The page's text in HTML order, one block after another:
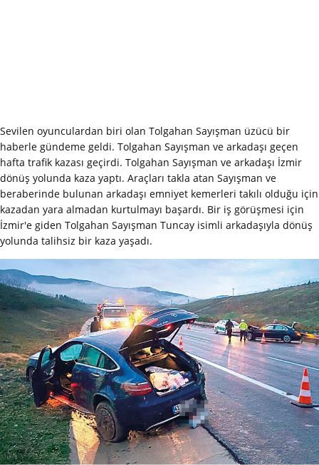
Sevilen oyunculardan biri olan Tolgahan Sayışman üzücü bir
haberle gündeme geldi. Tolgahan Sayışman ve arkadaşı geçen
hafta trafik kazası geçirdi. Tolgahan Sayışman ve arkadaşı İzmir
dönüş yolunda kaza yaptı. Araçları takla atan Sayışman ve
beraberinde bulunan arkadaşı emniyet kemerleri takılı olduğu için
kazadan yara almadan kurtulmayı başardı. Bir iş görüşmesi için
İzmir'e giden Tolgahan Sayışman Tuncay isimli arkadaşıyla dönüş
yolunda talihsiz bir kaza yaşadı.